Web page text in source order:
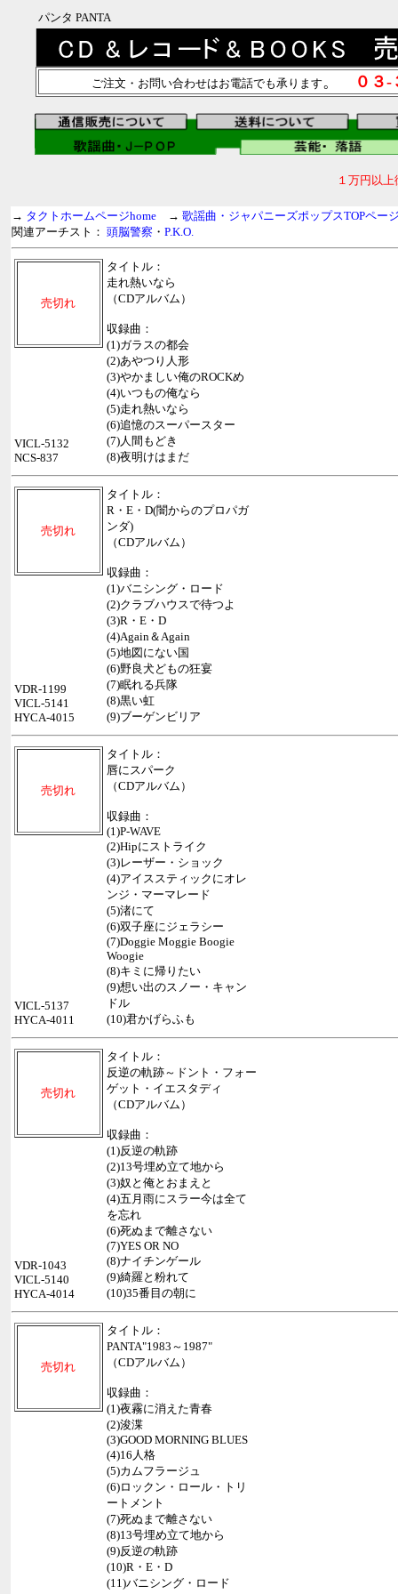
パンタ PANTA
ご注文・お問い合わせはお電話でも承ります。 ０３
１万円以
→ タクトホームページhome → 歌謡曲・ジャパニーズポップスTOPペー
関連アーチスト： 頭脳警察 ・ P.K.O.
売切れ
タイトル：
走れ熱いなら
（CDアルバム）
収録曲：
(1)ガラスの都会
(2)あやつり人形
(3)やかましい俺のROCKめ
(4)いつもの俺なら
(5)走れ熱いなら
(6)追憶のスーパースター
(7)人間もどき
(8)夜明けはまだ
VICL-5132
NCS-837
売切れ
タイトル：
R・E・D(闇からのプロパガ
ンダ)
（CDアルバム）
収録曲：
(1)バニシング・ロード
(2)クラブハウスで待つよ
(3)R・E・D
(4)Again＆Again
(5)地図にない国
(6)野良犬どもの狂宴
(7)眠れる兵隊
(8)黒い虹
(9)ブーゲンビリア
VDR-1199
VICL-5141
HYCA-4015
売切れ
タイトル：
唇にスパーク
（CDアルバム）
収録曲：
(1)P-WAVE
(2)Hipにストライク
(3)レーザー・ショック
(4)アイススティックにオレ
ンジ・マーマレード
(5)渚にて
(6)双子座にジェラシー
(7)Doggie Moggie Boogie
Woogie
(8)キミに帰りたい
(9)想い出のスノー・キャン
ドル
(10)君かげらふも
VICL-5137
HYCA-4011
売切れ
タイトル：
反逆の軌跡～ドント・フォー
ゲット・イエスタディ
（CDアルバム）
収録曲：
(1)反逆の軌跡
(2)13号埋め立て地から
(3)奴と俺とおまえと
(4)五月雨にスラー今は全て
を忘れ
(6)死ぬまで離さない
(7)YES OR NO
(8)ナイチンゲール
(9)綺羅と粉れて
(10)35番目の朝に
VDR-1043
VICL-5140
HYCA-4014
売切れ
タイトル：
PANTA"1983～1987"
（CDアルバム）
収録曲：
(1)夜霧に消えた青春
(2)浚渫
(3)GOOD MORNING BLUES
(4)16人格
(5)カムフラージュ
(6)ロックン・ロール・トリ
ートメント
(7)死ぬまで離さない
(8)13号埋め立て地から
(9)反逆の軌跡
(10)R・E・D
(11)バニシング・ロード